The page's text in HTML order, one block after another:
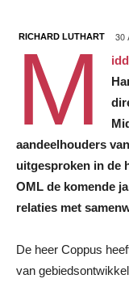
RICHARD LUTHART 30
M
aandeelhouders
uitgesproken in de
OML de komende
relaties met
De heer Coppus
van